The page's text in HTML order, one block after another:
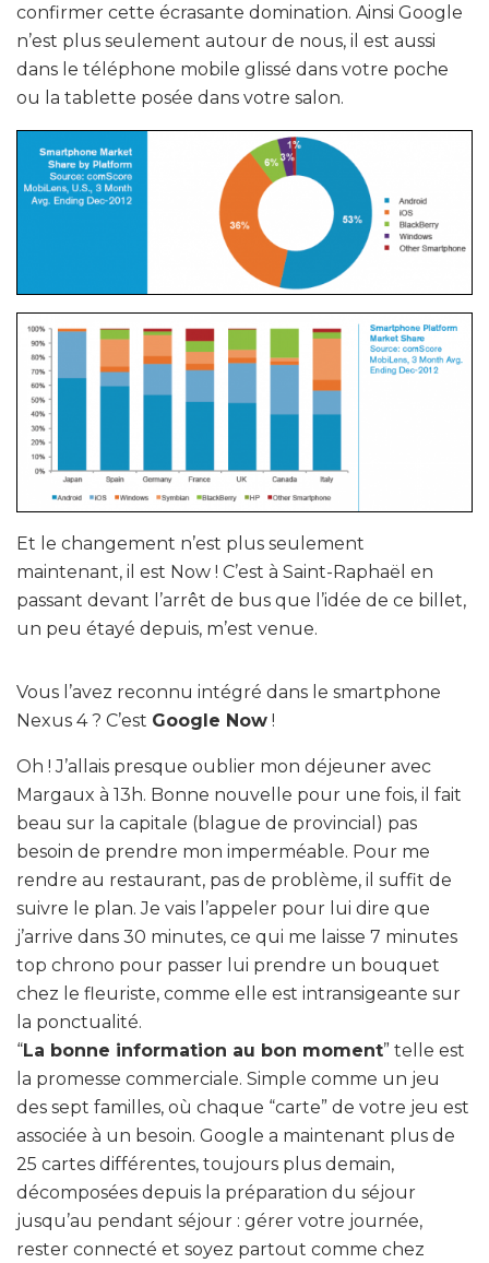
confirmer cette écrasante domination. Ainsi Google
n’est plus seulement autour de nous, il est aussi
dans le téléphone mobile glissé dans votre poche
ou la tablette posée dans votre salon.
Et le changement n’est plus seulement
maintenant, il est Now ! C’est à Saint-Raphaël en
passant devant l’arrêt de bus que l’idée de ce billet,
un peu étayé depuis, m’est venue.
Vous l’avez reconnu intégré dans le smartphone
Nexus 4 ? C’est Google Now !
Oh ! J’allais presque oublier mon déjeuner avec
Margaux à 13h. Bonne nouvelle pour une fois, il fait
beau sur la capitale (blague de provincial) pas
besoin de prendre mon imperméable. Pour me
rendre au restaurant, pas de problème, il suffit de
suivre le plan. Je vais l’appeler pour lui dire que
j’arrive dans 30 minutes, ce qui me laisse 7 minutes
top chrono pour passer lui prendre un bouquet
chez le fleuriste, comme elle est intransigeante sur
la ponctualité.
“La bonne information au bon moment” telle est
la promesse commerciale. Simple comme un jeu
des sept familles, où chaque “carte” de votre jeu est
associée à un besoin. Google a maintenant plus de
25 cartes différentes, toujours plus demain,
décomposées depuis la préparation du séjour
jusqu’au pendant séjour : gérer votre journée,
rester connecté et soyez partout comme chez